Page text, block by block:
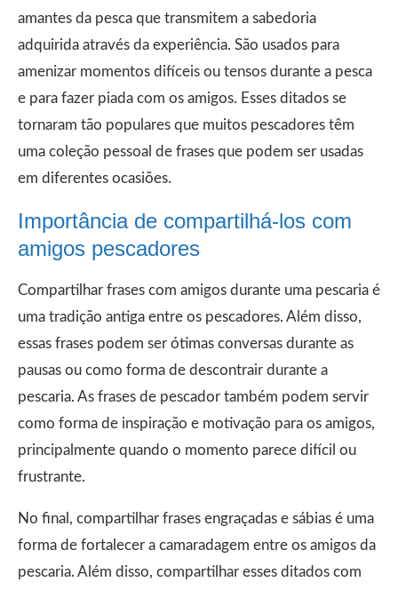
amantes da pesca que transmitem a sabedoria
adquirida através da experiência. São usados para
amenizar momentos difíceis ou tensos durante a pesca
e para fazer piada com os amigos. Esses ditados se
tornaram tão populares que muitos pescadores têm
uma coleção pessoal de frases que podem ser usadas
em diferentes ocasiões.
Importância de compartilhá-los com
amigos pescadores
Compartilhar frases com amigos durante uma pescaria é
uma tradição antiga entre os pescadores. Além disso,
essas frases podem ser ótimas conversas durante as
pausas ou como forma de descontrair durante a
pescaria. As frases de pescador também podem servir
como forma de inspiração e motivação para os amigos,
principalmente quando o momento parece difícil ou
frustrante.
No final, compartilhar frases engraçadas e sábias é uma
forma de fortalecer a camaradagem entre os amigos da
pescaria. Além disso, compartilhar esses ditados com